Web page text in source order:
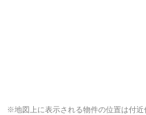
※地図上に表示される物件の位置は付